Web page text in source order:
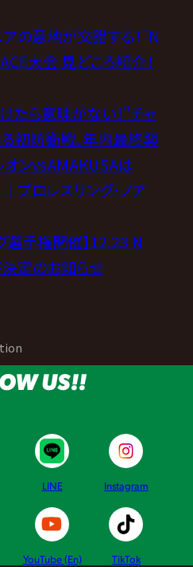
の意地が交錯する！『N
大会 見どころ紹介！
たら意味がない！"チャ
初防衛戦、年内最終興
オンvsAMAKUSAは
プロレスリング・ノア
選手権開催】12.23 N
定のお知らせ
US!!
LINE Instagram
YouTube (En) TikTok